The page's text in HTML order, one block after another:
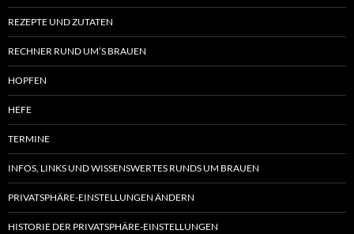
REZEPTE UND ZUTATEN
RECHNER RUND UM’S BRAUEN
HOPFEN
HEFE
TERMINE
INFOS, LINKS UND WISSENSWERTES RUNDS UM BRAUEN
PRIVATSPHÄRE-EINSTELLUNGEN ÄNDERN
HISTORIE DER PRIVATSPHÄRE-EINSTELLUNGEN